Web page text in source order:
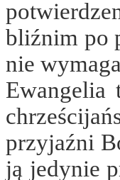
bliźnim po
nie
Ewangelia
przyjaźni
ją jedynie